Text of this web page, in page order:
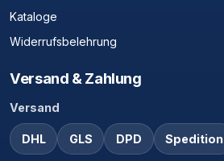
Kataloge
Widerrufsbelehrung
Versand & Zahlung
Versand
DHL GLS DPD Spedition